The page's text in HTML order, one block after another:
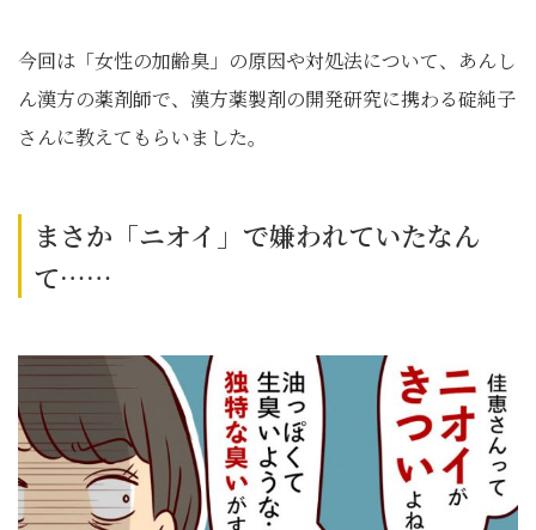
今回は「女性の加齢臭」の原因や対処法について、あんし
ん漢方の薬剤師で、漢方薬製剤の開発研究に携わる碇純子
さんに教えてもらいました。
まさか「ニオイ」で嫌われていたなん
て……